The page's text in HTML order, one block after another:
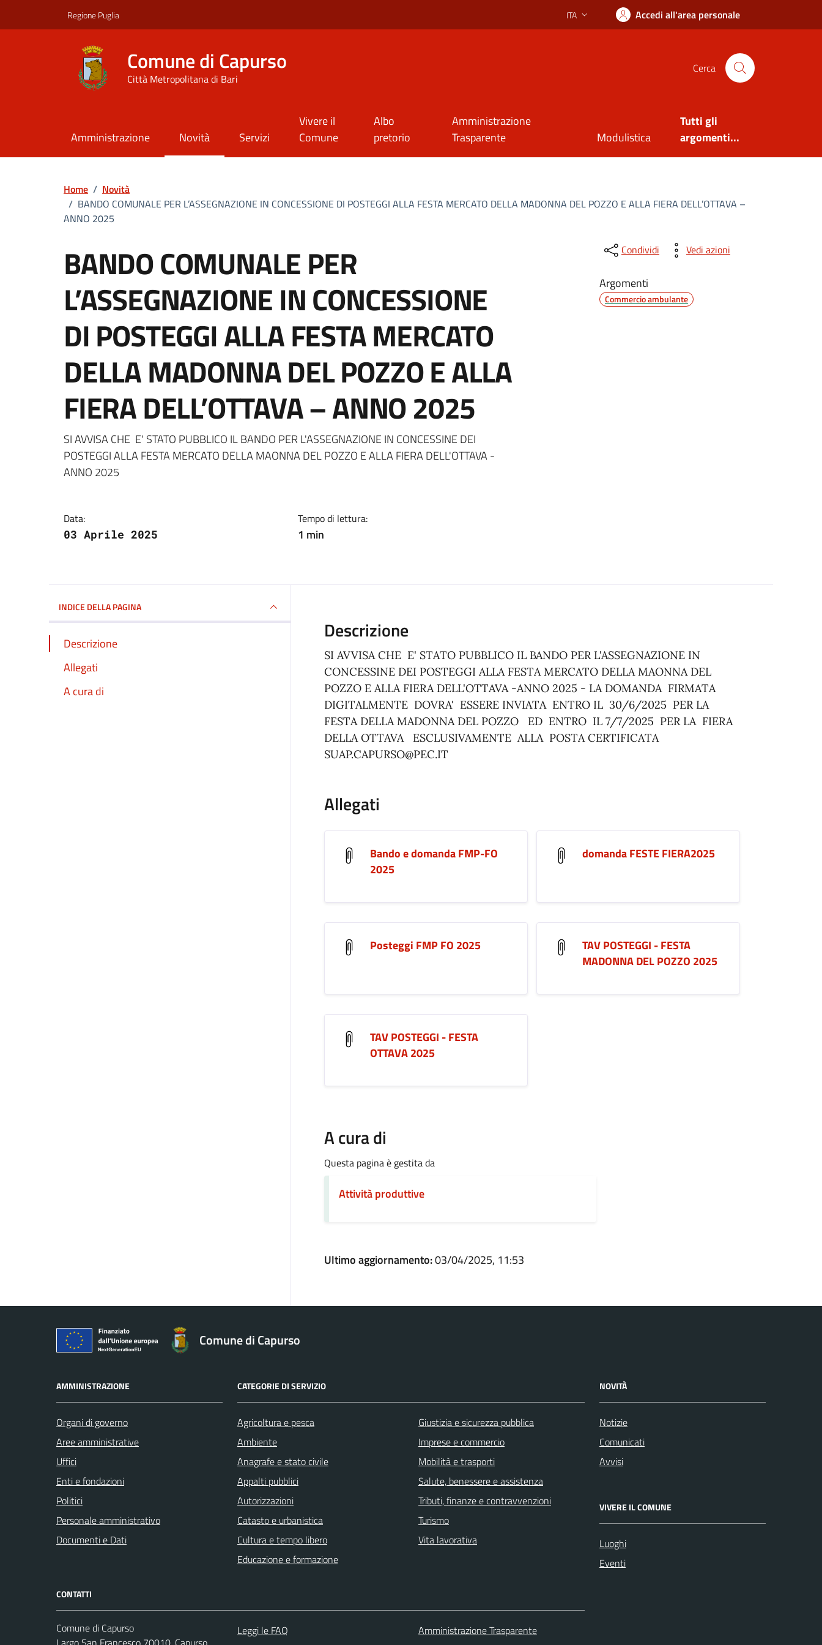
Regione Puglia Lingua attiva:
ITA Accedi all'area personale
Comune di Capurso
Città Metropolitana di Bari
Cerca
Amministrazione Novità Servizi
Vivere il
Comune
Albo
pretorio
Amministrazione
Trasparente
Modulistica
Tutti gli
argomenti...
Home / Novità
/ BANDO COMUNALE PER L’ASSEGNAZIONE IN CONCESSIONE DI POSTEGGI ALLA FESTA MERCATO DELLA MADONNA DEL POZZO E ALLA FIERA DELL’OTTAVA –
ANNO 2025
BANDO COMUNALE PER
L’ASSEGNAZIONE IN CONCESSIONE
DI POSTEGGI ALLA FESTA MERCATO
DELLA MADONNA DEL POZZO E ALLA
FIERA DELL’OTTAVA – ANNO 2025
Dettagli della notizia
SI AVVISA CHE E' STATO PUBBLICO IL BANDO PER L'ASSEGNAZIONE IN CONCESSINE DEI
POSTEGGI ALLA FESTA MERCATO DELLA MAONNA DEL POZZO E ALLA FIERA DELL'OTTAVA -
ANNO 2025
Data:
03 Aprile 2025
Tempo di lettura:
1 min
Condividi Vedi azioni
Argomenti
Commercio ambulante
INDICE DELLA PAGINA
Descrizione
Allegati
A cura di
Descrizione
SI AVVISA CHE E' STATO PUBBLICO IL BANDO PER L'ASSEGNAZIONE IN
CONCESSINE DEI POSTEGGI ALLA FESTA MERCATO DELLA MAONNA DEL
POZZO E ALLA FIERA DELL'OTTAVA -ANNO 2025 - LA DOMANDA FIRMATA
DIGITALMENTE DOVRA' ESSERE INVIATA ENTRO IL 30/6/2025 PER LA
FESTA DELLA MADONNA DEL POZZO ED ENTRO IL 7/7/2025 PER LA FIERA
DELLA OTTAVA ESCLUSIVAMENTE ALLA POSTA CERTIFICATA
SUAP.CAPURSO@PEC.IT
Allegati
Bando e domanda FMP-FO
2025
domanda FESTE FIERA2025
Posteggi FMP FO 2025
TAV POSTEGGI - FESTA
MADONNA DEL POZZO 2025
TAV POSTEGGI - FESTA
OTTAVA 2025
A cura di
Questa pagina è gestita da
Attività produttive
Ultimo aggiornamento:03/04/2025, 11:53
Comune di Capurso
AMMINISTRAZIONE
Organi di governo
Aree amministrative
Uffici
Enti e fondazioni
Politici
Personale amministrativo
Documenti e Dati
CATEGORIE DI SERVIZIO
Agricoltura e pesca
Ambiente
Anagrafe e stato civile
Appalti pubblici
Autorizzazioni
Catasto e urbanistica
Cultura e tempo libero
Educazione e formazione
Giustizia e sicurezza pubblica
Imprese e commercio
Mobilità e trasporti
Salute, benessere e assistenza
Tributi, finanze e contravvenzioni
Turismo
Vita lavorativa
NOVITÀ
Notizie
Comunicati
Avvisi
VIVERE IL COMUNE
Luoghi
Eventi
CONTATTI
Comune di Capurso
Leggi le FAQ
Amministrazione Trasparente